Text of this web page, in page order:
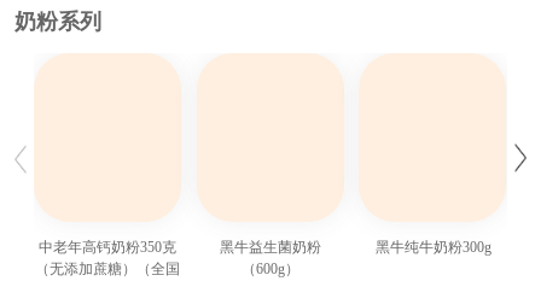
奶粉系列
中老年高钙奶粉350克
（无添加蔗糖）（全国
黑牛益生菌奶粉
（600g）
黑牛纯牛奶粉300g